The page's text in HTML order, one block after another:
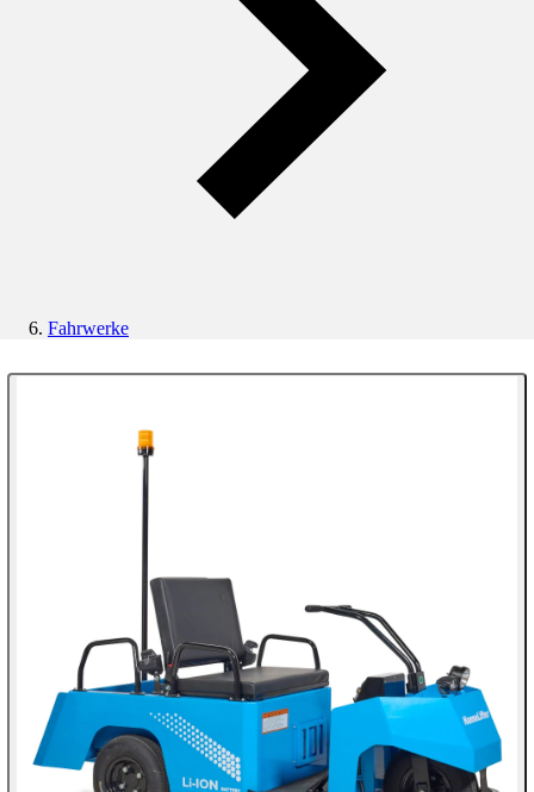
Fahrwerke